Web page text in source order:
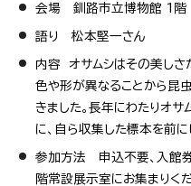
会場 釧路市立博物館 1
語り 松本堅一さん
内容 オサムシはその美しさ
色や形が異なることから昆
きました。長年にわたりオ
に、自ら収集した標本を前
参加方法 申込不要、入館券
階常設展示室にお集まりくだ